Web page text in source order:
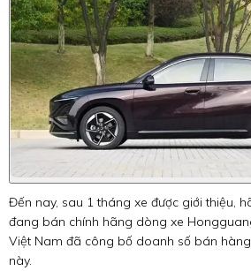
Đến nay, sau 1 tháng xe được giới thiệu,
đang bán chính hãng dòng xe
Việt Nam đã công bố doanh số bán
này.